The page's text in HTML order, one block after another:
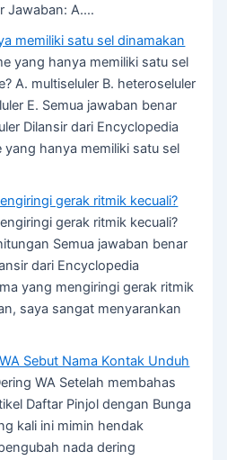
Jawaban: A.…
memiliki satu sel dinamakan
yang hanya memiliki satu sel
A. multiseluler B. heteroseluler
E. Semua jawaban benar
Dilansir dari Encyclopedia
yang hanya memiliki satu sel
gerak ritmik kecuali?
gerak ritmik kecuali?
Semua jawaban benar
dari Encyclopedia
yang mengiringi gerak ritmik
saya sangat menyarankan
Sebut Nama Kontak Unduh
WA Setelah membahas
Daftar Pinjol dengan Bunga
kali ini mimin hendak
nada dering